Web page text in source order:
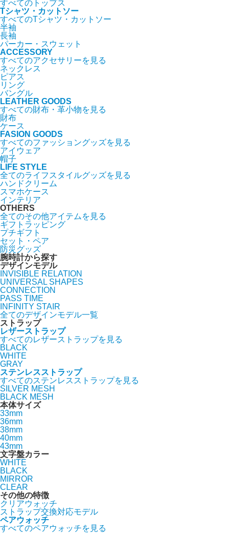
すべてのトップス
Tシャツ・カットソー
すべてのTシャツ・カットソー
半袖
長袖
パーカー・スウェット
ACCESSORY
すべてのアクセサリーを見る
ネックレス
ピアス
リング
バングル
LEATHER GOODS
すべての財布・革小物を見る
財布
ケース
FASION GOODS
すべてのファッショングッズを見る
アイウェア
帽子
LIFE STYLE
全てのライフスタイルグッズを見る
ハンドクリーム
スマホケース
インテリア
OTHERS
全てのその他アイテムを見る
ギフトラッピング
プチギフト
セット・ペア
防災グッズ
腕時計から探す
デザインモデル
INVISIBLE RELATION
UNIVERSAL SHAPES
CONNECTION
PASS TIME
INFINITY STAIR
全てのデザインモデル一覧
ストラップ
レザーストラップ
すべてのレザーストラップを見る
BLACK
WHITE
GRAY
ステンレスストラップ
すべてのステンレスストラップを見る
SILVER MESH
BLACK MESH
本体サイズ
33mm
36mm
38mm
40mm
43mm
文字盤カラー
WHITE
BLACK
MIRROR
CLEAR
その他の特徴
クリアウォッチ
ストラップ交換対応モデル
ペアウォッチ
すべてのペアウォッチを見る